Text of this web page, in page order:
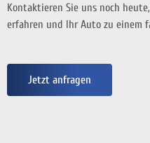
Kontaktieren Sie uns noch
erfahren und Ihr Auto zu einem
Jetzt anfragen